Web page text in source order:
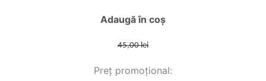
Adaugă în coș
45,00 lei
Preț promoțional: